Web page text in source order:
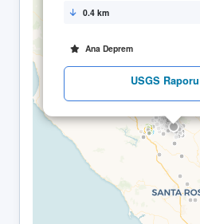
0.4 km
Ana Deprem
USGS Raporu